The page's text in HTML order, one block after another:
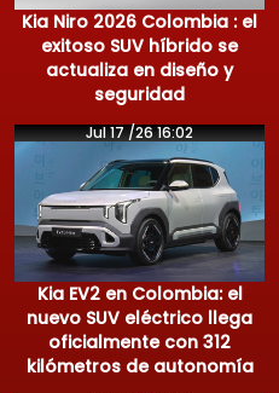
Kia Niro 2026 Colombia : el
exitoso SUV híbrido se
actualiza en diseño y
seguridad
Jul 17 /26 16:02
Kia EV2 en Colombia: el
nuevo SUV eléctrico llega
oficialmente con 312
kilómetros de autonomía